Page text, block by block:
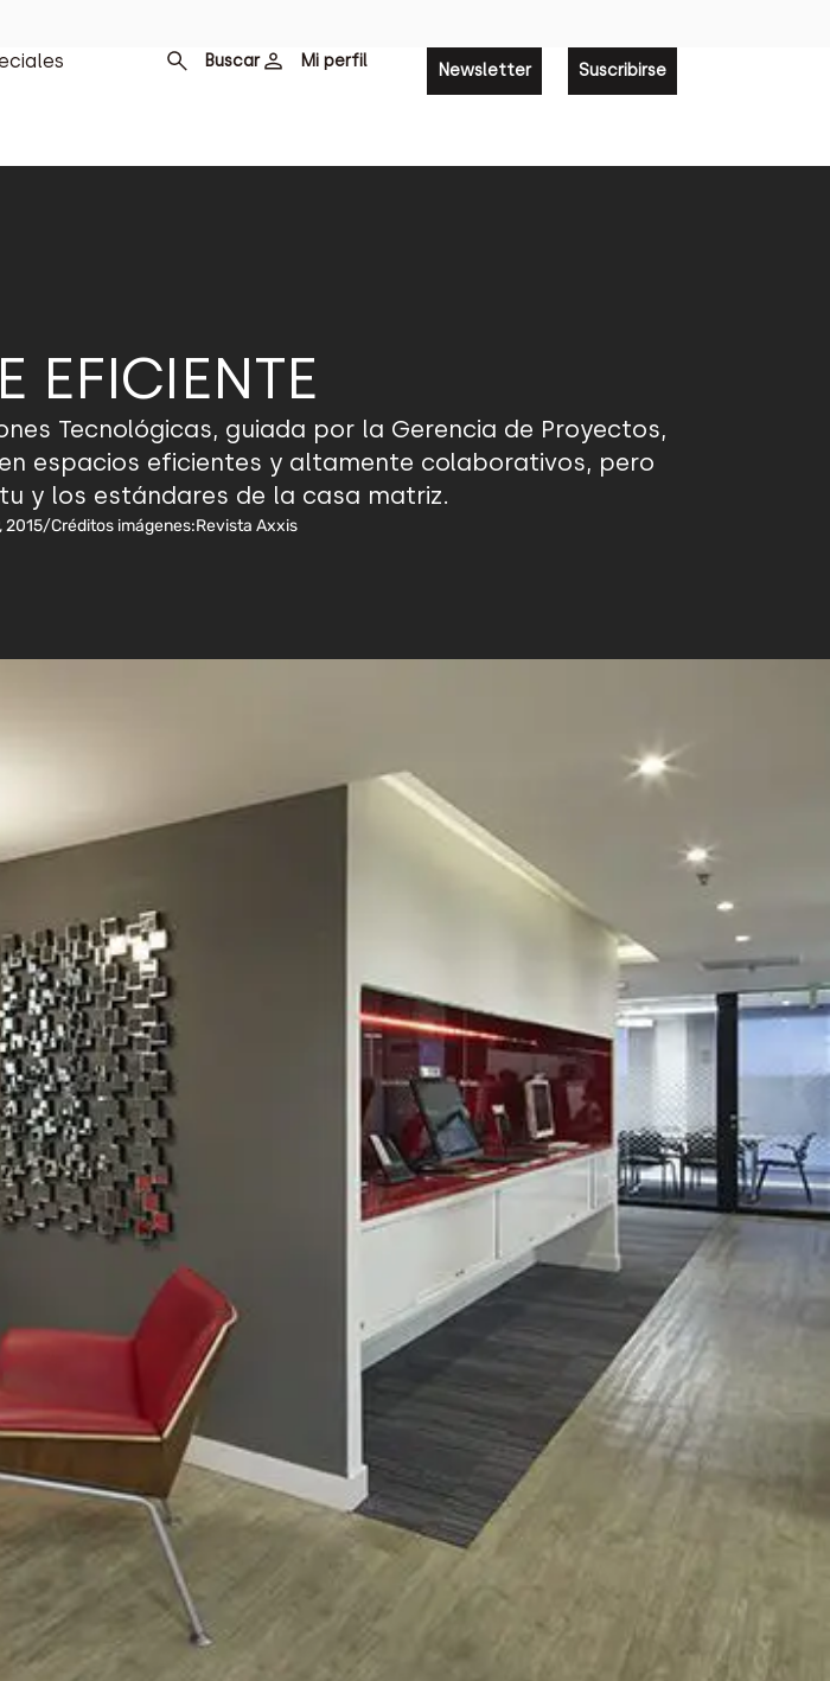
Buscar Mi perfil Newsletter Suscribirse
EFICIENTE
Tecnológicas, guiada por la Gerencia de Proyectos,
espacios eficientes y altamente colaborativos, pero
y los estándares de la casa matriz.
2015/Créditos imágenes:Revista Axxis